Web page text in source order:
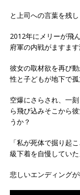
と上司への言葉を残し
2012年にメリーが飛
府軍の内戦がますます
彼女の取材欲を再び
性と子どもが地下で
空爆にさらされ、一
ら飛び込みそこから
うか？
「私が死体で掘り起
級下着を自慢していた
悲しいエンディングが